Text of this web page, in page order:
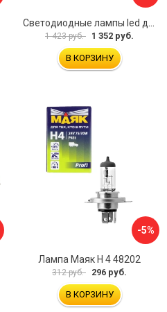
Светодиодные лампы led для автомобилей в фары LEDZILLA S1 Pro-H4
1 423 руб. 1 352 руб.
В КОРЗИНУ
-5%
Лампа Маяк Н 4 48202
312 руб. 296 руб.
В КОРЗИНУ